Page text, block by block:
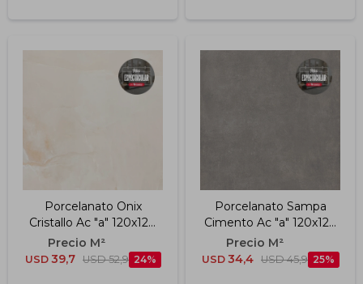
Porcelanato Onix
Cristallo Ac "a" 120x120
Cm 11mm
USD 39,7 USD 52,9 24
Porcelanato Sampa
Cimento Ac "a" 120x120
Cm 11mm
USD 34,4 USD 45,9 25